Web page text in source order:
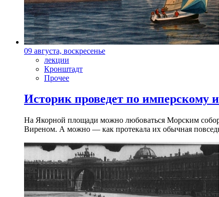
09 августа, воскресенье
лекции
Кронштадт
Прочее
Историк проведет по имперскому
На Якорной площади можно любоваться Морским
Виреном. А можно — как протекала их обычная